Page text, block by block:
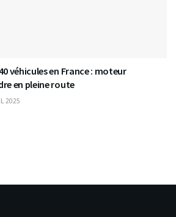
véhicules en France : moteur
en pleine route
2025